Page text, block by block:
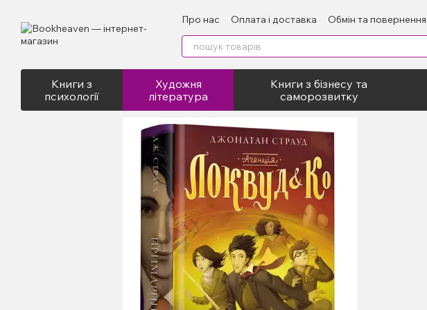
Про нас Оплата і доставка Обмін та повернення
Відгуки про магазин
Публічний договір
Книги з
психології
Художня
література
Книги з бізнесу та
саморозвитку